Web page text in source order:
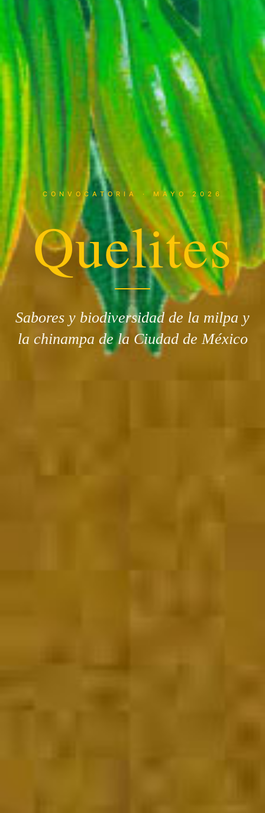
CONVOCATORIA · MAYO 2026
Quelites
Sabores y biodiversidad de la milpa y
la chinampa de la Ciudad de México